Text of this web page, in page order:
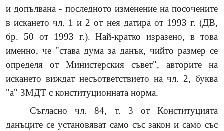
и допълвана - последното изменение на посочените
в искането чл. 1 и 2 от нея датира от 1993 г. (ДВ,
бр. 50 от 1993 г.). Най-кратко изразено, в това
именно, че "става дума за данък, чийто размер се
определя от Министерския съвет", авторите на
искането виждат несъответствието на чл. 2, буква
"а" ЗМДТ с конституционната норма.
Съгласно чл. 84, т. 3 от Конституцията
данъците се установяват само със закон и само със